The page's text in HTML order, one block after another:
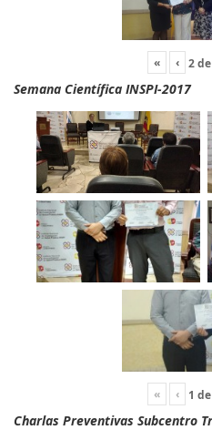
« ‹ 2de
Semana Científica INSPI-2017
« ‹ 1 de
Charlas Preventivas Subcentro